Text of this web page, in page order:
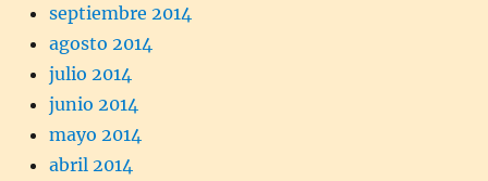
septiembre 2014
agosto 2014
julio 2014
junio 2014
mayo 2014
abril 2014